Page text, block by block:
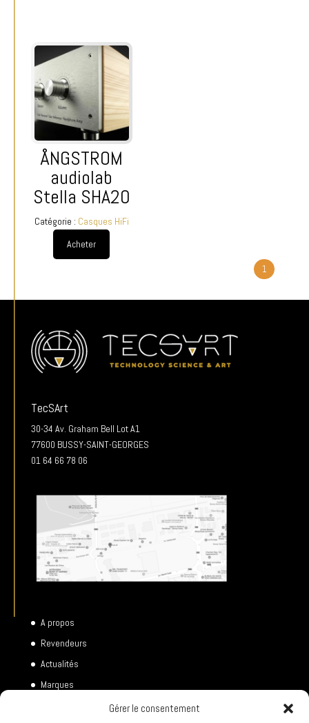
Gérer le consentement
ÅNGSTROM
audiolab
Stella SHA20
Catégorie : Casques HiFi
Acheter
1
TecSArt
30-34 Av. Graham Bell Lot A1
77600 BUSSY-SAINT-GEORGES
01 64 66 78 06
A propos
Revendeurs
Actualités
Marques